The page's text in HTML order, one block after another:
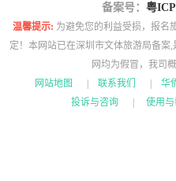
备案号： 粤
温馨提示: 为避免您的利益受损，报名
定！本网站已在深圳市文体旅游局备案
网均为假冒，我司
网站地图
|联系我们 |华
投诉与咨询
|使用